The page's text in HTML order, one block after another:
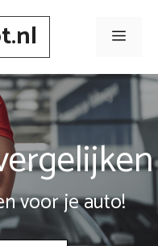
Menu
voor je auto!